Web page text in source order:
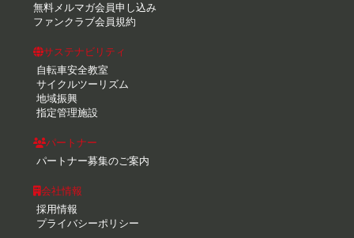
無料メルマガ会員申し込み
ファンクラブ会員規約
サステナビリティ
自転車安全教室
サイクルツーリズム
地域振興
指定管理施設
パートナー
パートナー募集のご案内
会社情報
採用情報
プライバシーポリシー